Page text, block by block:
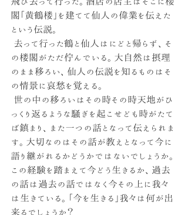
閣「黄鶴楼」を建てて仙人の偉業を伝えた
という伝説。
の楼閣がただ佇んでいる。大自然は摂理
のまま移ろい、仙人の伝説を知るものはそ
の情景に哀愁を覚える。
っくり返るような騒ぎを起こせども時がたて
ば鎮まり、また一つの話となって伝えられま
す。大切なのはその話が教えとなって今に
語り継がれるかどうかではないでしょうか。
この経験を踏まえて今どう生きるか、過去
の話は過去の話ではなく今その上に我々
は生きている。「今を生きる」我々は何が出
来るでしょうか？